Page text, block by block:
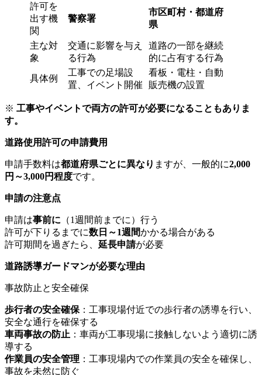
許可を
出す機
関
警察署
市区町村・都道府
県
主な対
象
交通に影響を与え
る行為
道路の一部を継続
的に占有する行為
具体例
工事での足場設
置 、イベント開催
看板・電柱・自動
販売機の設置
※ 工事やイベントで両方の許可が必要になることもありま
す。
道路使用許可の申請費用
申請手数料は都道府県ごとに異なり ますが、一般的に2,000
円～3,000円程度です。
申請の注意点
申請は事前に （1週間前までに）行う
許可が下りるまでに数日～1週間かかる場合がある
許可期間を過ぎたら、 延長申請が必要
道路誘導ガードマンが必要な理由
事故防止と安全確保
歩行者の安全確保 ：工事現場付近での歩行者の誘導を行い、
安全な通行を確保する
車両事故の防止 ：車両が工事現場に接触しないよう適切に誘
導する
作業員の安全管理 ：工事現場内での作業員の安全を確保し、
事故を未然に防ぐ